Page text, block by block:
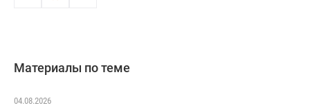
Материалы по теме
04.08.2026